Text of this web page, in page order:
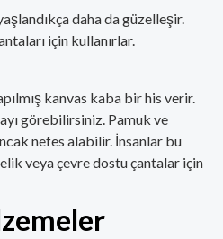
daha da güzelleşir.
için kullanırlar.
kanvas kaba bir his verir.
görebilirsiniz. Pamuk ve
nefes alabilir. İnsanlar bu
veya çevre dostu çantalar için